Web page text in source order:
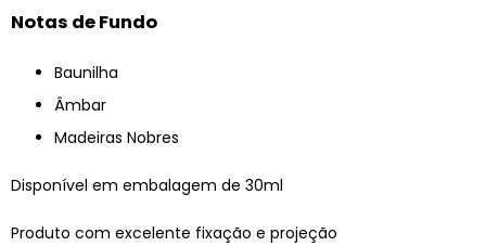
Notas de Fundo
Baunilha
Âmbar
Madeiras Nobres
Disponível em embalagem de 30ml
Produto com excelente fixação e projeção